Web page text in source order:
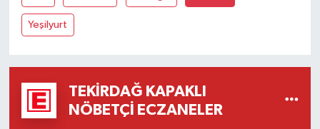
Yeşilyurt
TEKIRDAĞ KAPAKLI
NÖBETÇI ECZANELER